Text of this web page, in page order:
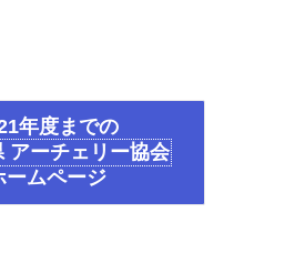
年度までの
アーチェリー協会
ームページ